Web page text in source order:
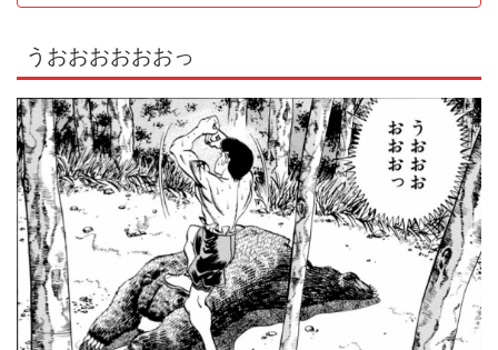
うおおおおおおっ